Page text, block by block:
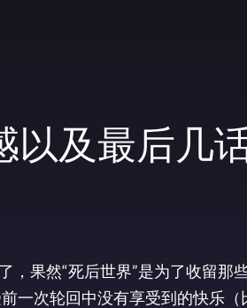
以及最后几
果然“死后世界”是为了收留那
一次轮回中没有享受到的快乐